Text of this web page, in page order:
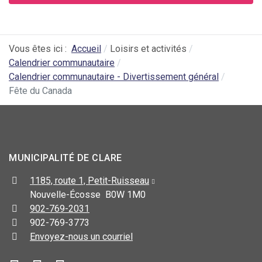
Vous êtes ici : Accueil
Loisirs et activités
Calendrier communautaire
Calendrier communautaire - Divertissement général
Fête du Canada
MUNICIPALITÉ DE CLARE
1185, route 1, Petit-Ruisseau
Nouvelle-Écosse B0W 1M0
902-769-2031
902-769-3773
Envoyez-nous un courriel